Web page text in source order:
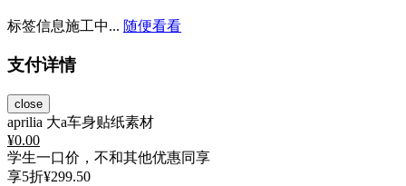
标签信息施工中... 随便看看
支付详情
close
aprilia 大a车身贴纸素材
¥0.00
学生一口价，不和其他优惠同享
享5折¥299.50